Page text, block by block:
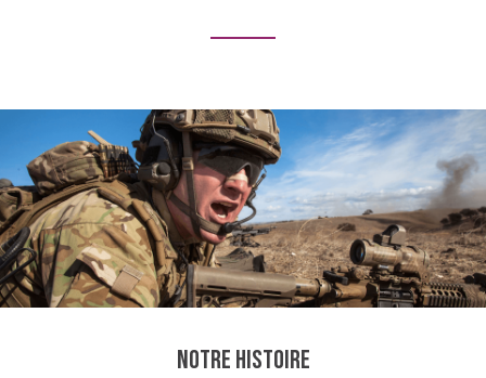
Products
Sustainability
Media
Événements
IRELAND & REPUBLIC
OF IRELAND
Notre histoire